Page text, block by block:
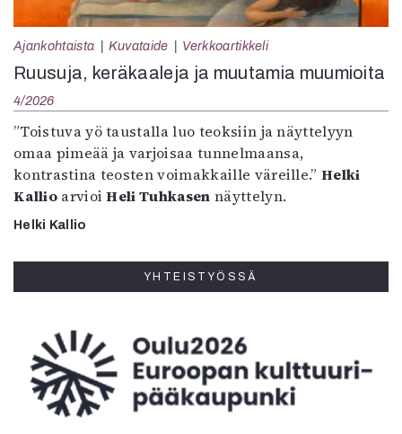
Ajankohtaista Kuvataide Verkkoartikkeli
Ruusuja, keräkaaleja ja muutamia muumioita
4/2026
”Toistuva yö taustalla luo teoksiin ja näyttelyyn
omaa pimeää ja varjoisaa tunnelmaansa,
kontrastina teosten voimakkaille väreille.”Helki
KallioarvioiHeli Tuhkasen näyttelyn.
Helki Kallio
YHTEISTYÖSSÄ